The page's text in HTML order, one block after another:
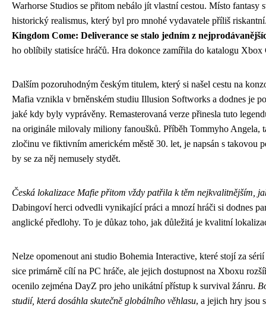
Warhorse Studios se přitom nebálo jít vlastní cestou. Místo fantasy
historický realismus, který byl pro mnohé vydavatele příliš
Kingdom Come: Deliverance se stalo jedním z
ho oblíbily statisíce hráčů. Hra dokonce zamířila do katalogu Xbox
Dalším pozoruhodným českým titulem, který si našel cestu na
Mafia vznikla v brněnském studiu Illusion Softworks a dodnes je
jaké kdy byly vyprávěny. Remasterovaná verze přinesla tuto
na originále milovaly miliony fanoušků. Příběh Tommyho Angela,
zločinu ve fiktivním americkém městě 30. let, je napsán s takovou
by se za něj nemusely stydět.
Česká lokalizace Mafie přitom vždy patřila k těm nejkvalitnějším,
Dabingoví herci odvedli vynikající práci a mnozí hráči si dodnes
anglické předlohy. To je důkaz toho, jak důležitá je kvalitní
Nelze opomenout ani studio Bohemia Interactive, které stojí za sérií
sice primárně cílí na PC hráče, ale jejich dostupnost na Xboxu
ocenilo zejména DayZ pro jeho unikátní přístup k survival žánru.
studií, která dosáhla skutečně globálního věhlasu, a jejich hry jsou